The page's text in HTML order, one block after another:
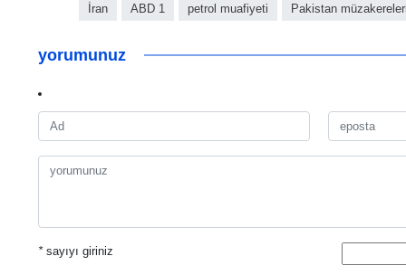
İran ABD 1 petrol muafiyeti Pakistan müzakereleri
yorumunuz
*sayıyı giriniz